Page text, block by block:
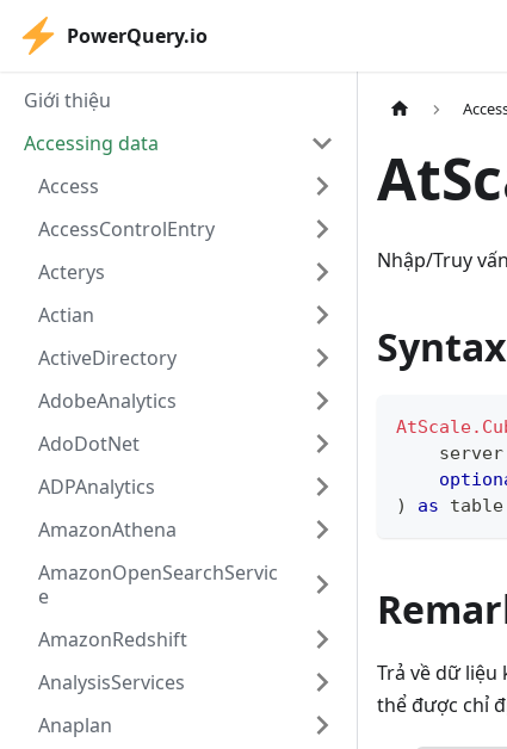
PowerQuery.io
Giới thiệu
Accessing data
Access
AccessControlEntry
Acterys
Actian
ActiveDirectory
AdobeAnalytics
AdoDotNet
ADPAnalytics
AmazonAthena
AmazonOpenSearchServic
e
AmazonRedshift
AnalysisServices
Anaplan
Nhập/Truy
Syntax
    server
)
as table
Trả về dữ liệu
thể được chỉ